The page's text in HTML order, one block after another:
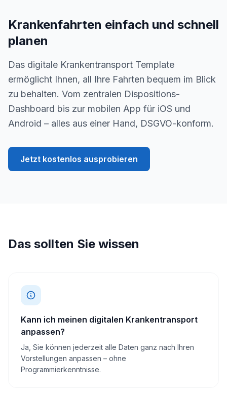
Krankenfahrten einfach und schnell
planen
Das digitale Krankentransport Template
ermöglicht Ihnen, all Ihre Fahrten bequem im Blick
zu behalten. Vom zentralen Dispositions-
Dashboard bis zur mobilen App für iOS und
Android – alles aus einer Hand, DSGVO-konform.
Jetzt kostenlos ausprobieren
Das sollten Sie wissen
Kann ich meinen digitalen Krankentransport
anpassen?
Ja, Sie können jederzeit alle Daten ganz nach Ihren
Vorstellungen anpassen – ohne
Programmierkenntnisse.